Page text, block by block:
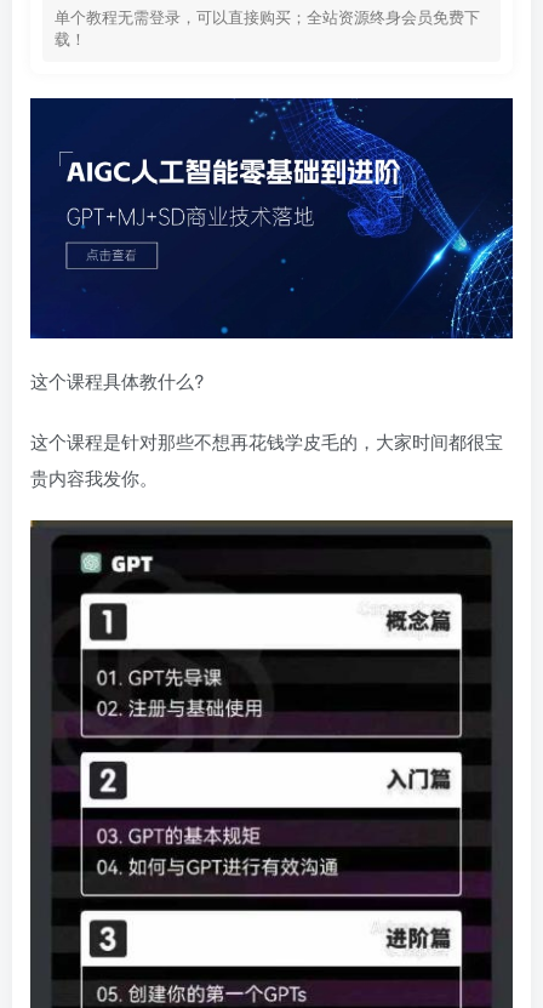
单个教程无需登录，可以直接购买；全站资源终身会员免费下
载！
这个课程具体教什么?
这个课程是针对那些不想再花钱学皮毛的，大家时间都很宝
贵内容我发你。